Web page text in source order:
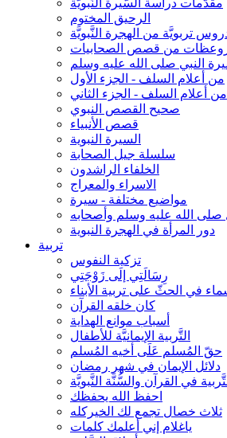
مقدّمات دراسة السّيرة النّبويّة
الرحيق المختوم
تربويَّة من الهجرة النَّبويَّة
من قصص الصحابيات
النبي صلى الله عليه وسلم
من أعلام السلف - الجزء الأول
من أعلام السلف - الجزء الثاني
صحيح القصص النبوي
قصص الأنبياء
السيرة النبوية
سلسلة جيل الصحابة
الخلفاء الراشدون
الاسراء والمعراج
مواضيع مختلفة - سيرة
صلى الله عليه وسلم وأصحابه
دور المرأة في الهجرة النبوية
تربية
تزكية النفوس
رِسَالَتِي إلَى زَوْجَتِي
في الحثّ على تربية الأبناء
كان خلقه القرآن
أسباب موانع الهداية
التَّربية الإيمانيَّة للأطفال
حقّ المُسلم عَلَى أخيه المُسلم
دلائل الإيمان في شهر رمضان
في القرآن والسُّنَّة النَّبويَّة
احفظ الله يحفظك
ثلاث خصال تجمع لك الخيركله
ياغلام إني أعلمك كلمات